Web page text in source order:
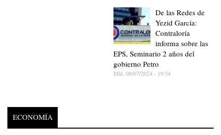
De las Redes de
Yezid García:
Contraloría
informa sobre las
EPS, Seminario 2 años del
gobierno Petro
Mié, 08/07/2024 - 19:34
ECONOMÍA